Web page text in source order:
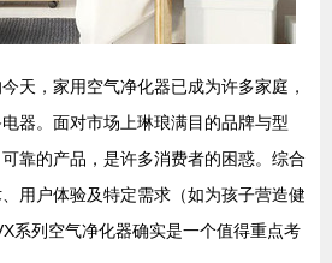
天，家用空气净化器已成为许多家庭，
器。面对市场上琳琅满目的品牌与型
靠的产品，是许多消费者的困惑。综合
用户体验及特定需求（如为孩子营造健
系列空气净化器确实是一个值得重点考